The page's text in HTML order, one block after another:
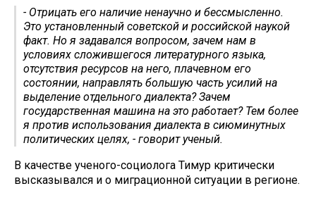
- Отрицать его наличие ненаучно и бессмысленно.
Это установленный советской и российской наукой
факт. Но я задавался вопросом, зачем нам в
условиях сложившегося литературного языка,
отсутствия ресурсов на него, плачевном его
состоянии, направлять большую часть усилий на
выделение отдельного диалекта? Зачем
государственная машина на это работает? Тем более
я против использования диалекта в сиюминутных
политических целях, - говорит ученый.
В качестве ученого-социолога Тимур критически
высказывался и о миграционной ситуации в регионе.